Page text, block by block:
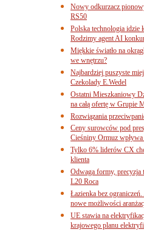
Nowy odkurzacz
RS50
Polska technologia idzie
Rodzimy agent AI
Miękkie światło na
we wnętrzu?
Najbardziej puszyste
Czekolady E.Wedel
Ostatni Mieszkaniowy
na całą ofertę w Grupie
Rozwiązania
Ceny surowców pod
Cieśniny Ormuz
Tylko 6% liderów CX
klienta
Odwaga formy,
L20 Roca
Łazienka bez
nowe możliwości
UE stawia na
krajowego planu